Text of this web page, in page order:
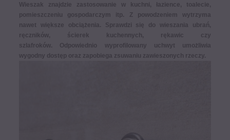
Wieszak znajdzie zastosowanie w kuchni, łazience, toalecie,
pomieszczeniu gospodarczym itp. Z powodzeniem wytrzyma
nawet większe obciążenia. Sprawdzi się do wieszania ubrań,
ręczników, ścierek kuchennych, rękawic czy
szlafroków. Odpowiednio wyprofilowany uchwyt umożliwia
wygodny dostęp oraz zapobiega zsuwaniu zawieszonych rzeczy.